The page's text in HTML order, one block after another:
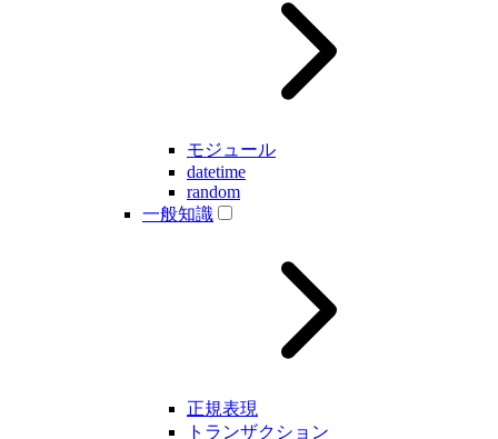
モジュール
datetime
random
一般知識
正規表現
トランザクション